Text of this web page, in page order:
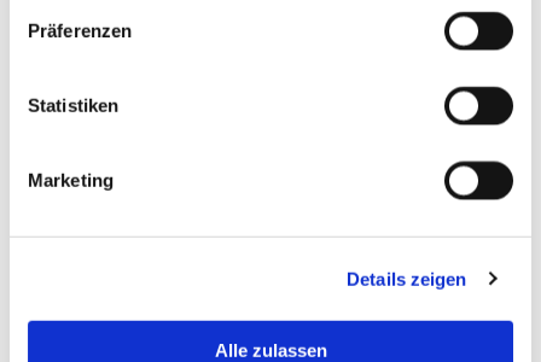
Präferenzen
Statistiken
Marketing
Details zeigen
Alle zulassen
One-Pot-Gnocchi- Spinat-Pfanne das Rezept
0
Einen Kommentar hinterlassen